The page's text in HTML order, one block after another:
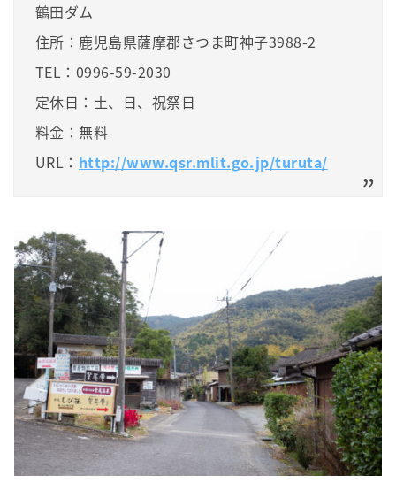
鶴田ダム
住所：鹿児島県薩摩郡さつま町神子3988-2
TEL：0996-59-2030
定休日：土、日、祝祭日
料金：無料
URL： http://www.qsr.mlit.go.jp/turuta/